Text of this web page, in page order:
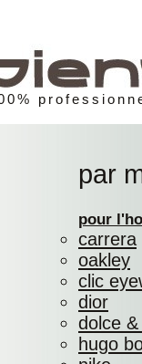
par
pour
carrera
oakley
clic
dior
dolce
hugo